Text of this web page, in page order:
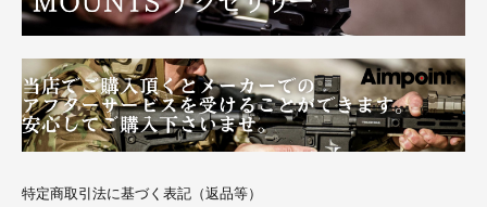
特定商取引法に基づく表記（返品等）